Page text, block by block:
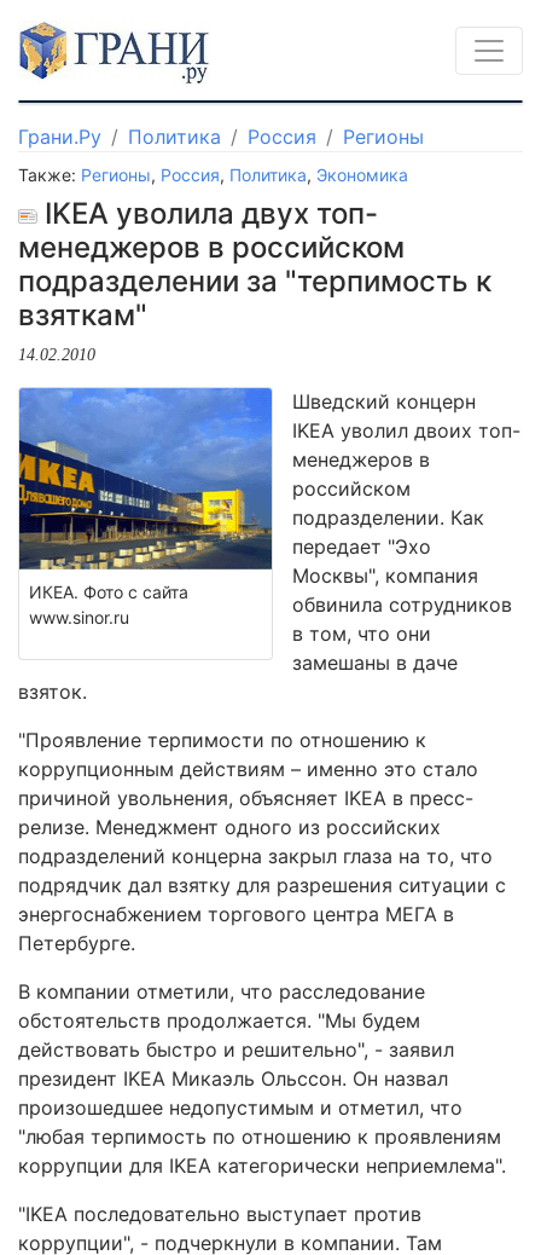
Грани.Ру Политика Россия Регионы
Также: Регионы, Россия, Политика, Экономика
IKEA уволила двух топ-
менеджеров в российском
подразделении за "терпимость к
взяткам"
14.02.2010
ИКЕА. Фото с сайта
www.sinor.ru
Шведский концерн
IKEA уволил двоих топ-
менеджеров в
российском
подразделении. Как
передает "Эхо
Москвы", компания
обвинила сотрудников
в том, что они
замешаны в даче
взяток.
"Проявление терпимости по отношению к
коррупционным действиям – именно это стало
причиной увольнения, объясняет IKEA в пресс-
релизе. Менеджмент одного из российских
подразделений концерна закрыл глаза на то, что
подрядчик дал взятку для разрешения ситуации с
энергоснабжением торгового центра МЕГА в
Петербурге.
В компании отметили, что расследование
обстоятельств продолжается. "Мы будем
действовать быстро и решительно", - заявил
президент IKEA Микаэль Ольссон. Он назвал
произошедшее недопустимым и отметил, что
"любая терпимость по отношению к проявлениям
коррупции для IKEA категорически неприемлема".
"IKEA последовательно выступает против
коррупции", - подчеркнули в компании. Там